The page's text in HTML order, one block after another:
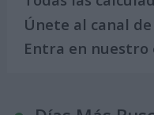
Únete al canal
Entra en nuestro